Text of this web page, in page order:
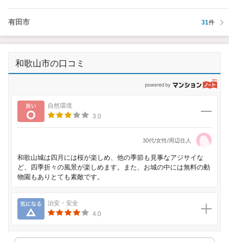
有田市 31件
和歌山市の口コミ
良い
自然環境
3.0
30代/女性/周辺住人
和歌山城は四月には桜が楽しめ、他の季節も見事なアジサイな
ど、四季折々の風景が楽しめます。また、お城の中には無料の動
物園もありとても素敵です。
気になる
治安・安全
4.0